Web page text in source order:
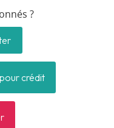
?
J'achète cet article pour crédit